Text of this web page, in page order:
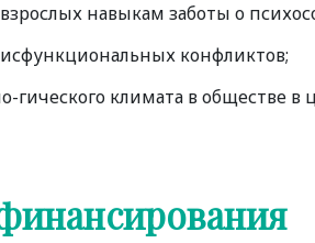
навыкам заботы о
конфликтов;
гического климата в обществе в